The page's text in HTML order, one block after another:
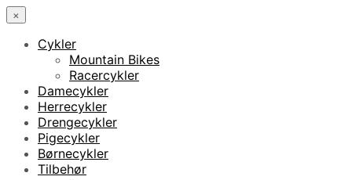
×
Cykler
Mountain Bikes
Racercykler
Damecykler
Herrecykler
Drengecykler
Pigecykler
Børnecykler
Tilbehør